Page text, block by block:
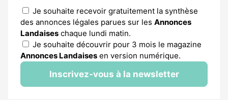
Je souhaite recevoir gratuitement la synthèse
des annonces légales parues sur les Annonces
Landaises chaque lundi matin.
Je souhaite découvrir pour 3 mois le magazine
Annonces Landaises en version numérique.
Inscrivez-vous à la newsletter